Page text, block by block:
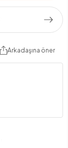
Arkadaşına öner